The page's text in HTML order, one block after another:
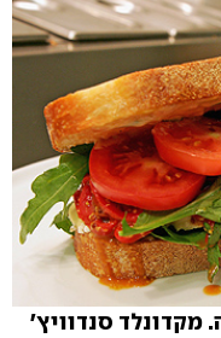
מקדונלד סנדוויץ'